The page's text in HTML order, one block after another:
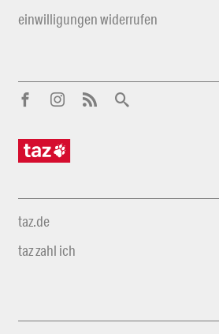
einwilligungen widerrufen
taz.de
taz zahl ich